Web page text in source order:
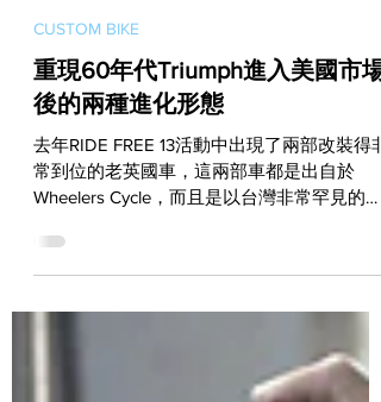
Feb 21, 2023
CUSTOM BIKE
重現60年代Triumph進入美國市場
後的兩種進化形態
去年RIDE FREE 13活動中出現了兩部改裝得非
常到位的老英國車，這兩部車都是出自於
Wheelers Cycle，而且是以台灣非常罕見的
國車進入美國市場後的進化形態！...